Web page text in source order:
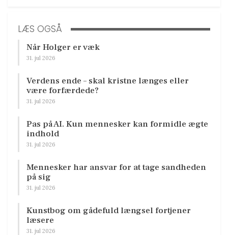
LÆS OGSÅ
Når Holger er væk
31. jul 2026
Verdens ende – skal kristne længes eller
være forfærdede?
31. jul 2026
Pas på AI. Kun mennesker kan formidle ægte
indhold
31. jul 2026
Mennesker har ansvar for at tage sandheden
på sig
31. jul 2026
Kunstbog om gådefuld længsel fortjener
læsere
31. jul 2026